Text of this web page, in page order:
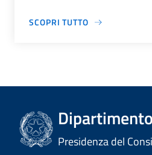
SCOPRI TUTTO
Presidenza del